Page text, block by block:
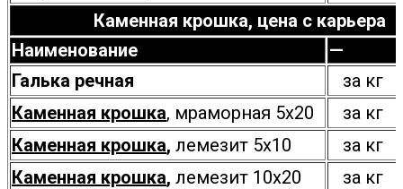
Каменная крошка, цена с карьера
Наименование
—
Галька речная
за кг
Каменная крошка, мраморная 5х20
за кг
Каменная крошка, лемезит 5х10
за кг
Каменная крошка, лемезит 10х20
за кг